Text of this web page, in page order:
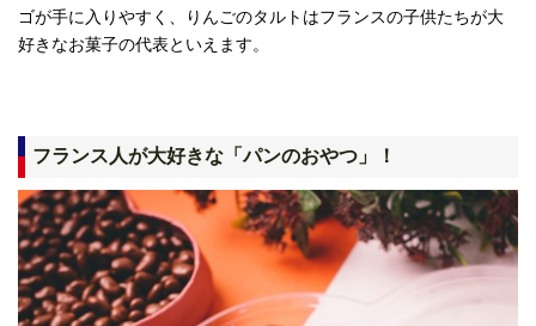
ゴが手に入りやすく、りんごのタルトはフランスの子供たちが大
好きなお菓子の代表といえます。
フランス人が大好きな「パンのおやつ」！